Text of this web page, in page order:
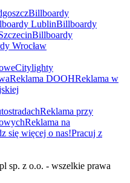
Billboardy
LublinBillboardy
Billboardy
Wrocław
Citylighty
Reklama DOOHReklama w
Reklama przy
Reklama na
się więcej o nas!Pracuj z
sp. z o.o. - wszelkie prawa